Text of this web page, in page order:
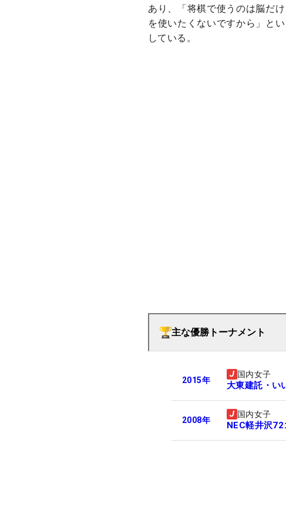
あり、「将棋で使うのは脳だ
を使いたくないですから」と
している。
主な優勝トーナメント
2015年
国内女子
大東建託・い
2008年
国内女子
NEC軽井沢72